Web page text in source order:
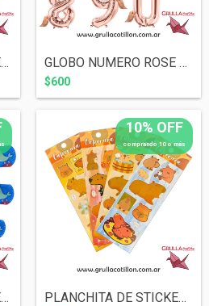
PULSERA MAGICA SIRENA FONDO ROSA GLOBO NUMERO ROSE GOLD 16"
$600
PULSERA MAGICA SIRENA FONDO MAR
10% OFF
comprando 10 o más
PLANCHITA DE STICKERS - CAPIBARA